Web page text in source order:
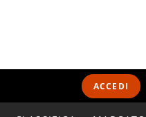
ACCEDI